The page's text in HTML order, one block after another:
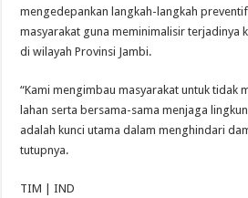
mengedepankan langkah-langkah
masyarakat guna meminimalisir terjadinya
di wilayah Provinsi Jambi.
“Kami mengimbau masyarakat untuk tidak
lahan serta bersama-sama menjaga
adalah kunci utama dalam menghindari
tutupnya.
TIM | IND